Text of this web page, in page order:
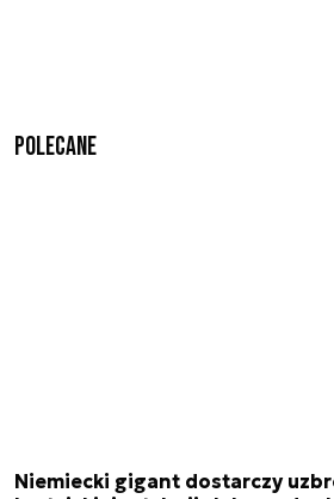
Polecane
Niemiecki gigant dostarczy